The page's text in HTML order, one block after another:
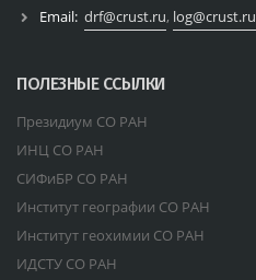
Email: drf@crust.ru, log@crust.ru
ПОЛЕЗНЫЕ ССЫЛКИ
Президиум СО РАН
ИНЦ СО РАН
СИФиБР СО РАН
Институт географии СО РАН
Институт геохимии СО РАН
ИДСТУ СО РАН